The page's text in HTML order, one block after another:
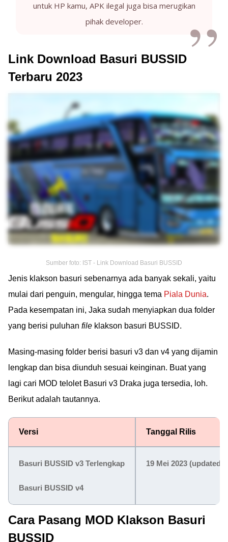
untuk HP kamu, APK ilegal juga bisa merugikan
pihak developer.
Link Download Basuri BUSSID
Terbaru 2023
Sumber foto: IST - Link Download Basuri BUSSID
Jenis klakson basuri sebenarnya ada banyak sekali, yaitu
mulai dari penguin, mengular, hingga tema Piala Dunia.
Pada kesempatan ini, Jaka sudah menyiapkan dua folder
yang berisi puluhan file klakson basuri BUSSID.
Masing-masing folder berisi basuri v3 dan v4 yang dijamin
lengkap dan bisa diunduh sesuai keinginan. Buat yang
lagi cari MOD telolet Basuri v3 Draka juga tersedia, loh.
Berikut adalah tautannya.
Versi Tanggal Rilis
Basuri BUSSID v3 Terlengkap
Basuri BUSSID v4
19 Mei 2023 (updated)
Cara Pasang MOD Klakson Basuri
BUSSID